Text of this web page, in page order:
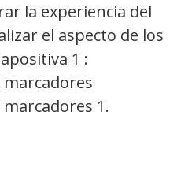
la experiencia del
el aspecto de los
1 :
marcadores
1.